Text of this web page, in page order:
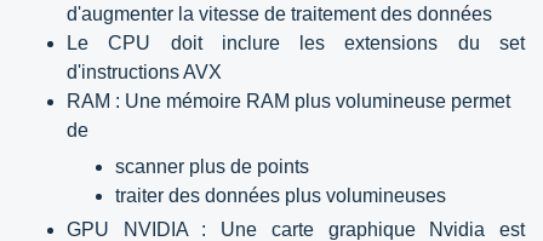
d'augmenter la vitesse de traitement des données
Le CPU doit inclure les extensions du set
d'instructions AVX
RAM : Une mémoire RAM plus volumineuse permet
de
scanner plus de points
traiter des données plus volumineuses
GPU NVIDIA : Une carte graphique Nvidia est